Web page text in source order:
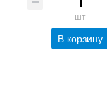
шт
В корзину